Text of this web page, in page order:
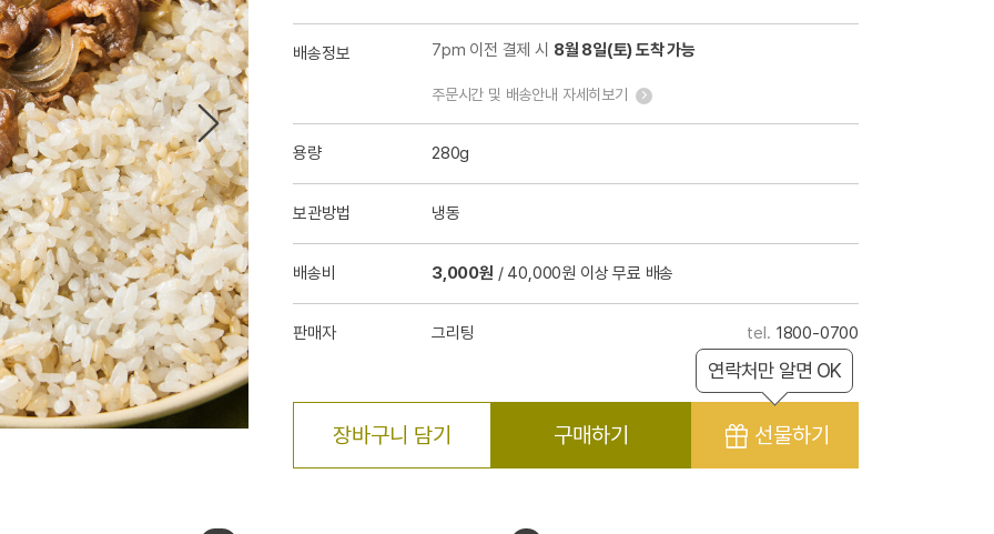
배송정보 7pm 이전 결제 시 8월 8일(토) 도착 가능
주문시간 및 배송안내 자세히보기
용량 280g
보관방법 냉동
배송비 3,000원 / 40,000원 이상 무료 배송
판매자 그리팅 1800-0700
장바구니 담기 구매하기 선물하기
연락처만 알면 OK